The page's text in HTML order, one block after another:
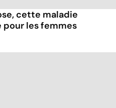
cette maladie
les femmes